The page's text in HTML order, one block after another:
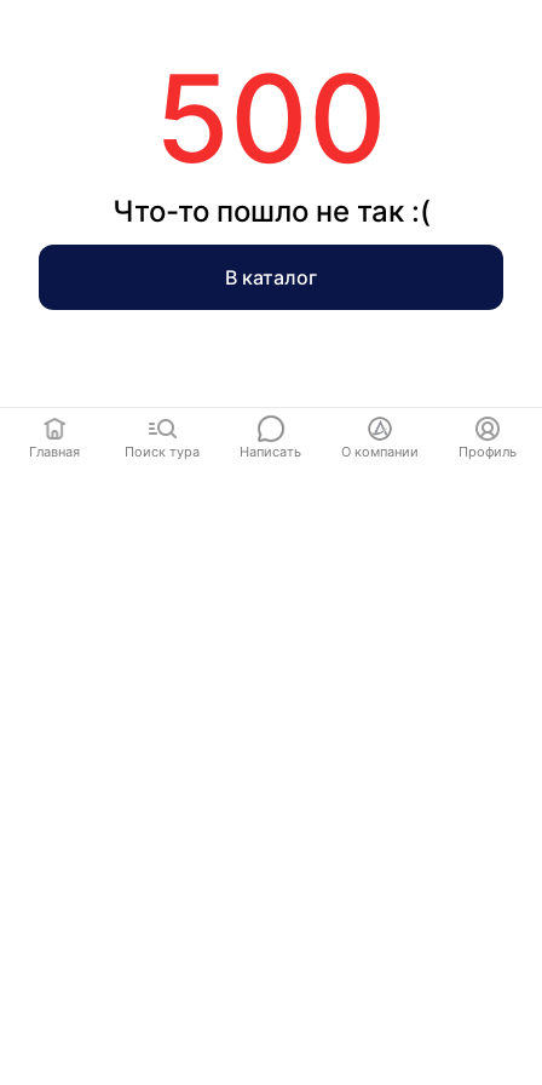
500
Что-то пошло не так :(
В каталог
Главная Поиск тура Написать О компании Профиль